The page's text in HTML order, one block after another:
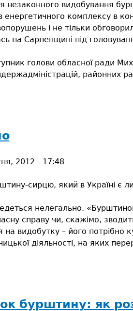
незаконного видобування
енергетичного комплексу в
і не тільки
на Сарненщині під
голови обласної ради
районних
2012 - 17:48
сирцю, який в Україні є
нелегально.
справу чи, скажімо,
видобутку – його
діяльності, на яких
бурштину: як